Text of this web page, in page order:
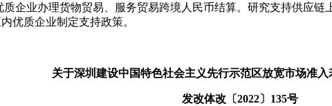
企业办理货物贸易、服务贸易跨境人民币结算。研究支持供应
优质企业制定支持政策。
关于深圳建设中国特色社会主义先行示范区放宽市场准
发改体改〔2022〕135号